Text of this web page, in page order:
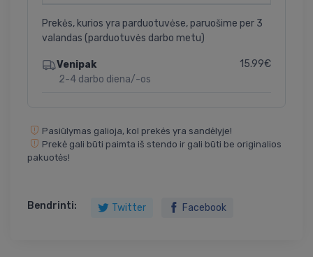
Prekės, kurios yra parduotuvėse, paruošime per 3
valandas (parduotuvės darbo metu)
Venipak
2-4 darbo diena/-os
15.99€
Pasiūlymas galioja, kol prekės yra sandėlyje!
Prekė gali būti paimta iš stendo ir gali būti be originalios
pakuotės!
Bendrinti: Twitter Facebook